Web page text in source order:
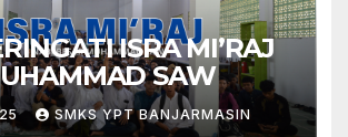
ISRA MI’RAJ
MUHAMMAD SAW
SMKS YPT BANJARMASIN